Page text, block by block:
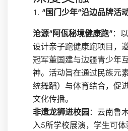
1. “国门少年”沿边品牌活
沧源“阿佤秘境健康跑”：
设计亲子跑健康跑项目，
冠军董国建与边疆青少年
神。活动旨在通过民族元
统舞蹈）与体育结合，促
文化传播。
非遗龙狮进校园 ：云南鲁
入5所学校展演，学生可体